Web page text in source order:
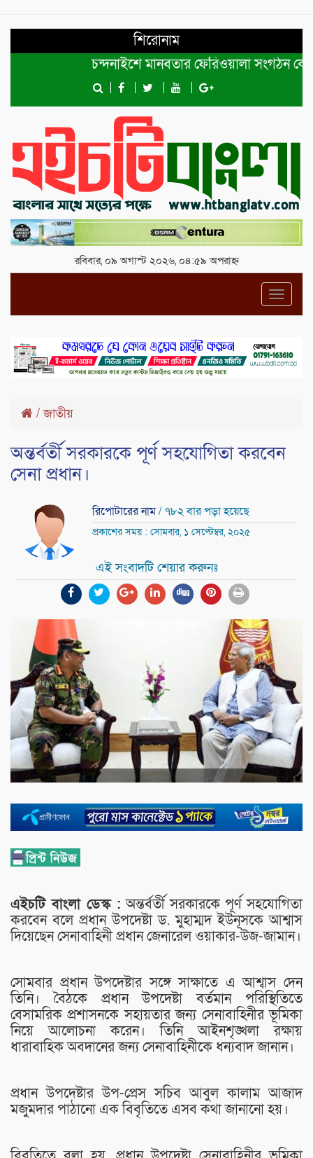
শিরোনাম
চন্দনাইশে মানবতার ফেরিওয়ালা সংগঠন কেন্দ্রীয়
রবিবার, ০৯ অগাস্ট ২০২৬, ০৪:৫৯ অপরাহ্ন
/জাতীয়
অন্তর্বর্তী সরকারকে পূর্ণ সহযোগিতা করবেন
সেনা প্রধান।
রিপোটারের নাম/ ৭৮২ বার পড়া হয়েছে
প্রকাশের সময় : সোমবার, ১ সেপ্টেম্বর, ২০২৫
এই সংবাদটি শেয়ার করুনঃ
এইচটি বাংলা ডেস্ক : অন্তর্বর্তী সরকারকে পূর্ণ সহযোগিতা
করবেন বলে প্রধান উপদেষ্টা ড. মুহাম্মদ ইউনূসকে আশ্বাস
দিয়েছেন সেনাবাহিনী প্রধান জেনারেল ওয়াকার-উজ-জামান।
সোমবার প্রধান উপদেষ্টার সঙ্গে সাক্ষাতে এ আশ্বাস দেন
তিনি। বৈঠকে প্রধান উপদেষ্টা বর্তমান পরিস্থিতিতে
বেসামরিক প্রশাসনকে সহায়তার জন্য সেনাবাহিনীর ভূমিকা
নিয়ে আলোচনা করেন। তিনি আইনশৃঙ্খলা রক্ষায়
ধারাবাহিক অবদানের জন্য সেনাবাহিনীকে ধন্যবাদ জানান।
প্রধান উপদেষ্টার উপ-প্রেস সচিব আবুল কালাম আজাদ
মজুমদার পাঠানো এক বিবৃতিতে এসব কথা জানানো হয়।